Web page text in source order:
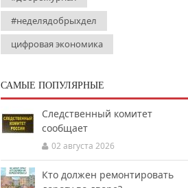
#неделядобрыхдел
цифровая экономика
САМЫЕ ПОПУЛЯРНЫЕ
Следственный комитет
сообщает
02 августа 2026
Кто должен ремонтировать